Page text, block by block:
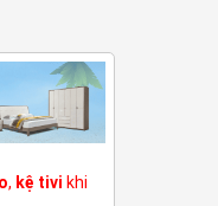
, kệ tivi khi